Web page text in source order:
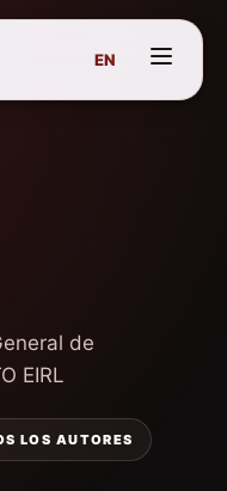
EN
de
EIRL
LOS AUTORES